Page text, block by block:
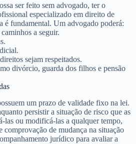
ser feito sem advogado, ter o
especializado em direito de
é fundamental. Um advogado poderá:
a seguir.
sejam respeitados.
divórcio, guarda dos filhos e pensão
um prazo de validade fixo na lei.
persistir a situação de risco que as
ou modificá-las a qualquer tempo,
comprovação de mudança na situação
jurídico para avaliar a